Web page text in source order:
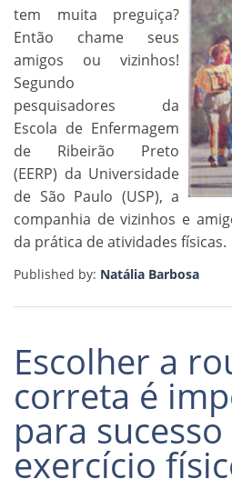
tem muita preguiça?
Então chame seus
amigos ou vizinhos!
Segundo
pesquisadores da
Escola de Enfermagem
de Ribeirão Preto
(EERP) da Universidade
de São Paulo (USP), a
companhia de vizinhos e
da prática de atividades físicas.
Published by: Natália Barbosa
Escolher a
correta é
para
exercício